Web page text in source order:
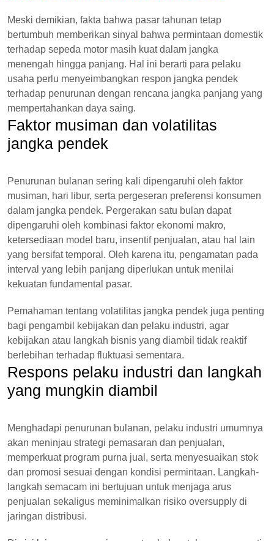
Meski demikian, fakta bahwa pasar tahunan tetap
bertumbuh memberikan sinyal bahwa permintaan domestik
terhadap sepeda motor masih kuat dalam jangka
menengah hingga panjang. Hal ini berarti para pelaku
usaha perlu menyeimbangkan respon jangka pendek
terhadap penurunan dengan rencana jangka panjang yang
mempertahankan daya saing.
Faktor musiman dan volatilitas
jangka pendek
Penurunan bulanan sering kali dipengaruhi oleh faktor
musiman, hari libur, serta pergeseran preferensi konsumen
dalam jangka pendek. Pergerakan satu bulan dapat
dipengaruhi oleh kombinasi faktor ekonomi makro,
ketersediaan model baru, insentif penjualan, atau hal lain
yang bersifat temporal. Oleh karena itu, pengamatan pada
interval yang lebih panjang diperlukan untuk menilai
kekuatan fundamental pasar.
Pemahaman tentang volatilitas jangka pendek juga penting
bagi pengambil kebijakan dan pelaku industri, agar
kebijakan atau langkah bisnis yang diambil tidak reaktif
berlebihan terhadap fluktuasi sementara.
Respons pelaku industri dan langkah
yang mungkin diambil
Menghadapi penurunan bulanan, pelaku industri umumnya
akan meninjau strategi pemasaran dan penjualan,
memperkuat program purna jual, serta menyesuaikan stok
dan promosi sesuai dengan kondisi permintaan. Langkah-
langkah semacam ini bertujuan untuk menjaga arus
penjualan sekaligus meminimalkan risiko oversupply di
jaringan distribusi.